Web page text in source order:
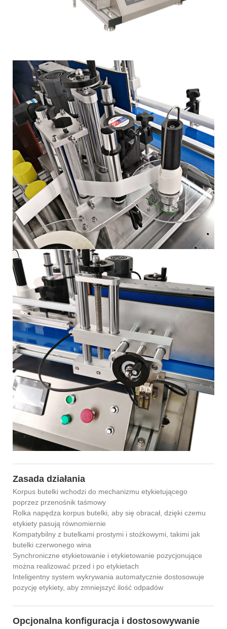
Zasada działania
Korpus butelki wchodzi do mechanizmu etykietującego
poprzez przenośnik taśmowy
Rolka napędza korpus butelki, aby się obracał, dzięki czemu
etykiety pasują równomiernie
Kompatybilny z butelkami prostymi i stożkowymi, takimi jak
butelki czerwonego wina
Synchroniczne etykietowanie i etykietowanie pozycjonujące
można realizować przed i po etykietach
Inteligentny system wykrywania automatycznie dostosowuje
pozycję etykiety, aby zmniejszyć ilość odpadów
Opcjonalna konfiguracja i dostosowywanie